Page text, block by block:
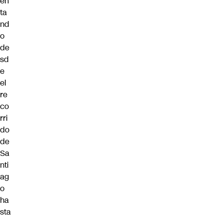
ta
nd
o
de
sd
e
el
re
co
rri
do
de
Sa
nti
ag
o
ha
sta